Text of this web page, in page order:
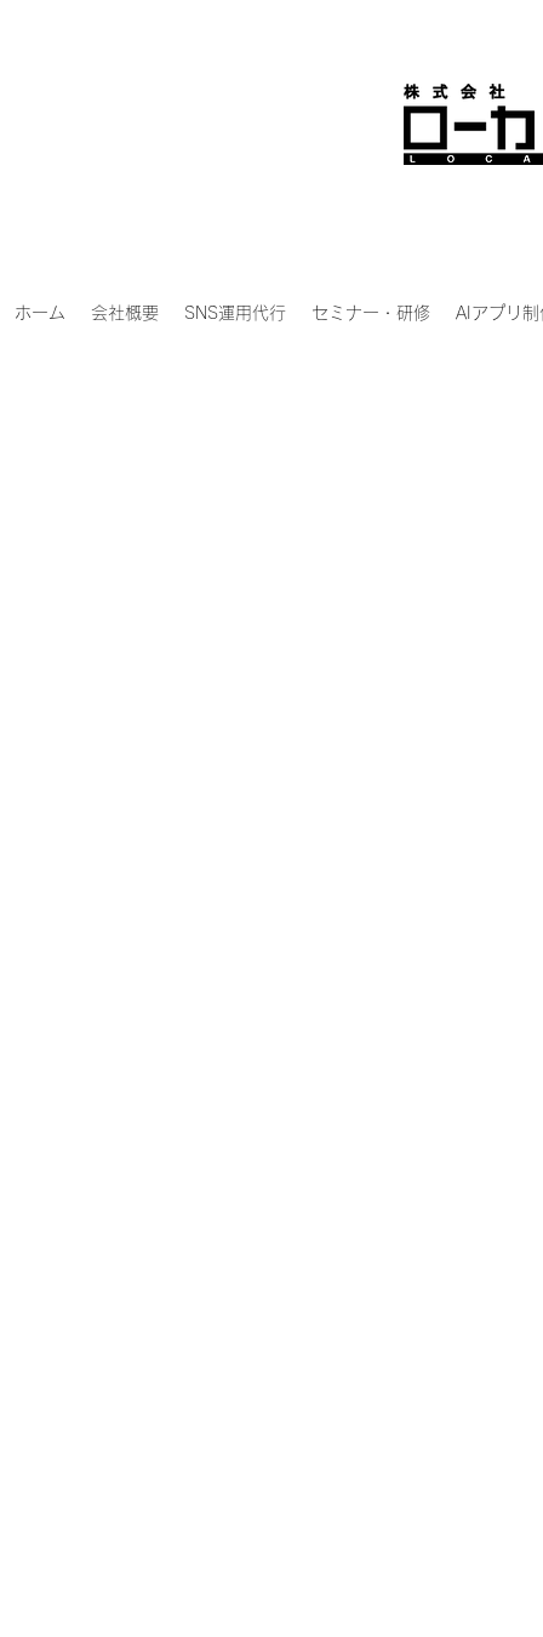
ホーム 会社概要 SNS運用代行 セミナー・研修 AIアプリ制